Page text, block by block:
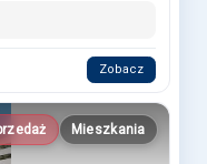
Zobacz
Mieszkania